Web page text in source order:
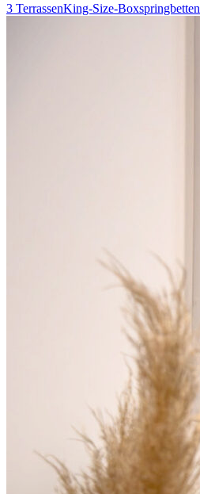
3 TerrassenKing-Size-Boxspringbetten